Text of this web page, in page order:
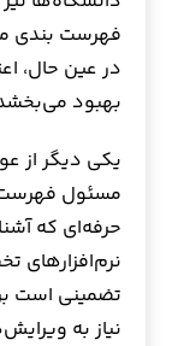
فهرست بندی
در عین حال،
بهبود
یکی دیگر از
مسئول
حرفه‌ای که
نرم‌افزارهای
تضمینی است
نیاز به